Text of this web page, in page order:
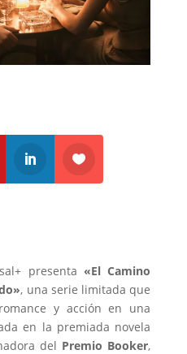
presenta «El Camino
, una serie limitada que
y acción en una
en la premiada novela
del Premio Booker,